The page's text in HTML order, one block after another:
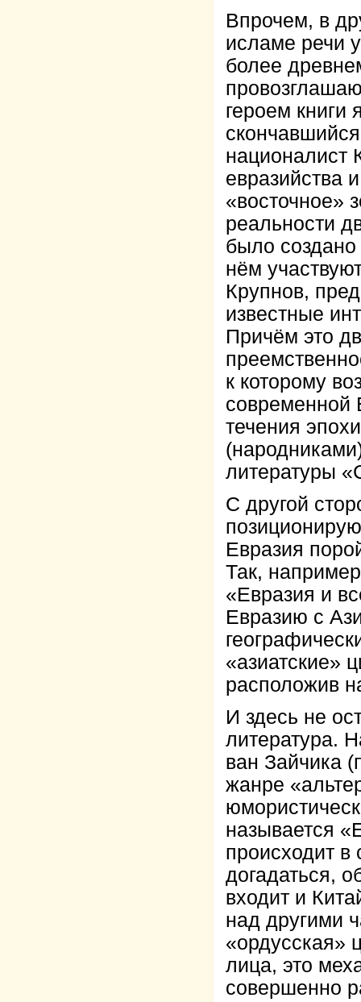
Впрочем, в
исламе речи
более
героем книги
националист
евразийства
«восточное»
реальности
было
нём
Крупнов,
известные
Причём это
к которому
современной
течения
литературы
С другой
Евразия
Так,
«Евразия и
Евразию с
«азиатские»
расположив
И здесь не
литература.
ван Зайчика
жанре
называется
происходит в
догадаться,
входит и
над другими
«ордусская»
лица, это
совершенно